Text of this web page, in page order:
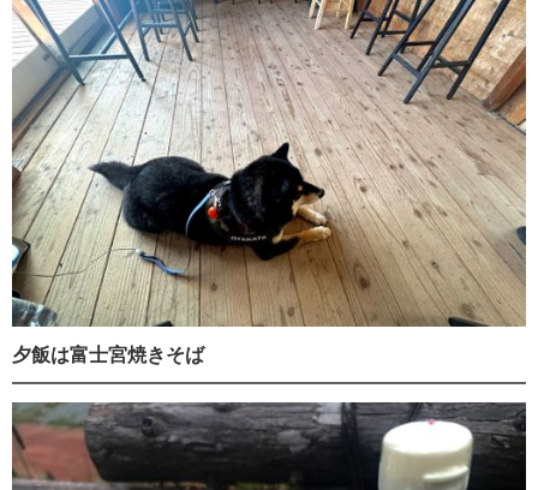
夕飯は富士宮焼きそば